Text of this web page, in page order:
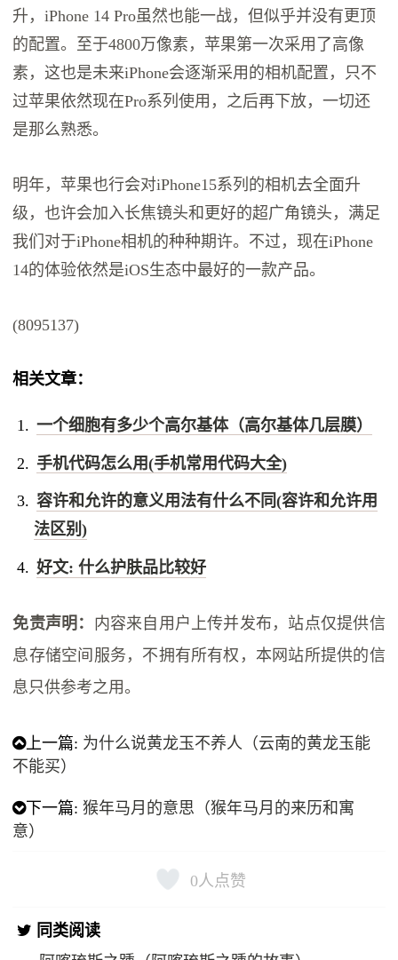
升，iPhone 14 Pro虽然也能一战，但似乎并没有更顶
的配置。至于4800万像素，苹果第一次采用了高像
素，这也是未来iPhone会逐渐采用的相机配置，只不
过苹果依然现在Pro系列使用，之后再下放，一切还
是那么熟悉。
明年，苹果也行会对iPhone15系列的相机去全面升
级，也许会加入长焦镜头和更好的超广角镜头，满足
我们对于iPhone相机的种种期许。不过，现在iPhone
14的体验依然是iOS生态中最好的一款产品。
(8095137)
相关文章：
一个细胞有多少个高尔基体（高尔基体几层膜）
手机代码怎么用(手机常用代码大全)
容许和允许的意义用法有什么不同(容许和允许用
法区别)
好文: 什么护肤品比较好
免责声明： 内容来自用户上传并发布，站点仅提供信
息存储空间服务，不拥有所有权，本网站所提供的信
息只供参考之用。
上一篇: 为什么说黄龙玉不养人（云南的黄龙玉能
不能买）
下一篇:猴年马月的意思（猴年马月的来历和寓
意）
0人点赞
同类阅读